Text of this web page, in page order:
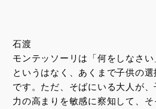
石渡
モンテッソーリは「何をしなさい
というはなく、あくまで子供の
です。ただ、そばにいる大人が
力の高まりを敏感に察知して、